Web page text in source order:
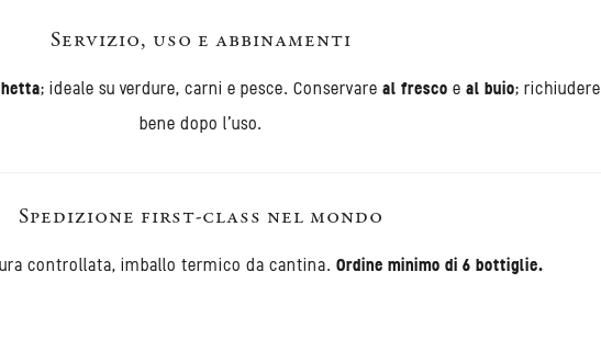
Servizio, uso e abbinamenti
; ideale su verdure, carni e pesce. Conservare al fresco e al buio; richiudere
bene dopo l’uso.
Spedizione first-class nel mondo
controllata, imballo termico da cantina. Ordine minimo di 6 bottiglie.